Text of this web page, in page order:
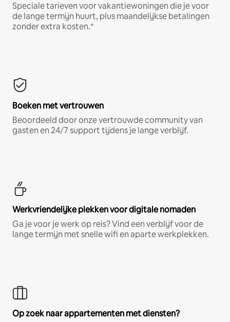
Speciale tarieven voor vakantiewoningen die je voor
de lange termijn huurt, plus maandelijkse betalingen
zonder extra kosten.*
Boeken met vertrouwen
Beoordeeld door onze vertrouwde community van
gasten en 24/7 support tijdens je lange verblijf.
Werkvriendelijke plekken voor digitale nomaden
Ga je voor je werk op reis? Vind een verblijf voor de
lange termijn met snelle wifi en aparte werkplekken.
Op zoek naar appartementen met diensten?